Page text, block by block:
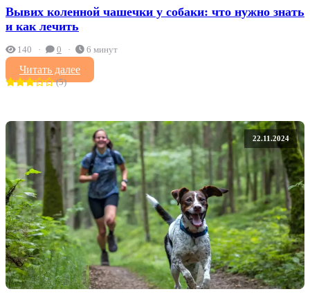
Вывих коленной чашечки у собаки: что нужно знать
и как лечить
140 0 6 минут
Читать далее
(5)
22.11.2024